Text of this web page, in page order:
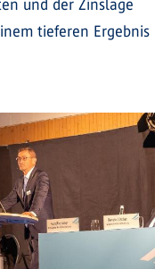
und der Zinslage
tieferen Ergebnis